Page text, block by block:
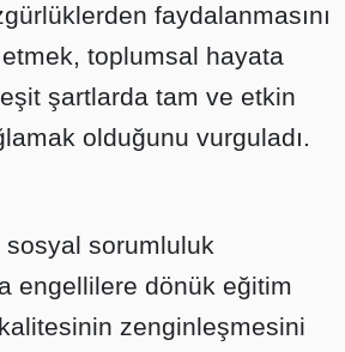
faydalanmasını
toplumsal hayata
şartlarda tam ve etkin
olduğunu vurguladı.
sosyal sorumluluk
engellilere dönük eğitim
kalitesinin zenginleşmesini